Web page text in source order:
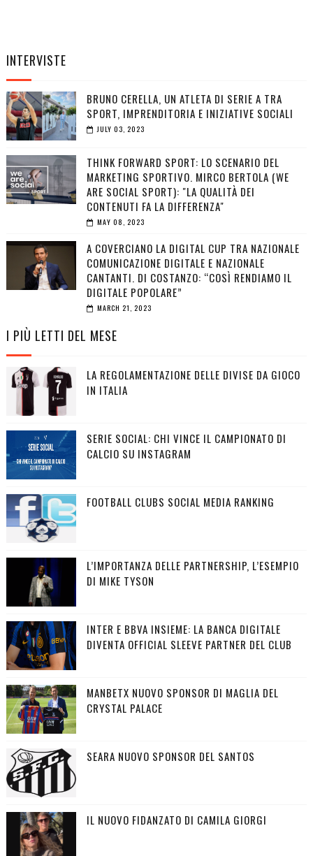
INTERVISTE
BRUNO CERELLA, UN ATLETA DI SERIE A TRA
SPORT, IMPRENDITORIA E INIZIATIVE SOCIALI
JULY 03, 2023
THINK FORWARD SPORT: LO SCENARIO DEL
MARKETING SPORTIVO. MIRCO BERTOLA (WE
ARE SOCIAL SPORT): "LA QUALITÀ DEI
CONTENUTI FA LA DIFFERENZA"
MAY 08, 2023
A COVERCIANO LA DIGITAL CUP TRA NAZIONALE
COMUNICAZIONE DIGITALE E NAZIONALE
CANTANTI. DI COSTANZO: “COSÌ RENDIAMO IL
DIGITALE POPOLARE”
MARCH 21, 2023
I PIÙ LETTI DEL MESE
LA REGOLAMENTAZIONE DELLE DIVISE DA GIOCO
IN ITALIA
SERIE SOCIAL: CHI VINCE IL CAMPIONATO DI
CALCIO SU INSTAGRAM
FOOTBALL CLUBS SOCIAL MEDIA RANKING
L’IMPORTANZA DELLE PARTNERSHIP, L’ESEMPIO
DI MIKE TYSON
INTER E BBVA INSIEME: LA BANCA DIGITALE
DIVENTA OFFICIAL SLEEVE PARTNER DEL CLUB
MANBETX NUOVO SPONSOR DI MAGLIA DEL
CRYSTAL PALACE
SEARA NUOVO SPONSOR DEL SANTOS
IL NUOVO FIDANZATO DI CAMILA GIORGI